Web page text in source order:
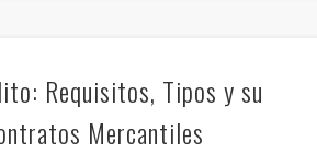
Requisitos, Tipos y su
Mercantiles